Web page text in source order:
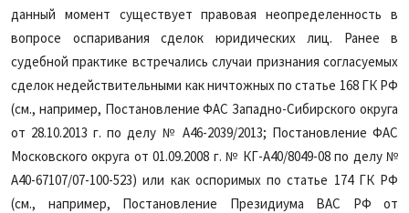
данный момент существует правовая неопределенность в
вопросе оспаривания сделок юридических лиц. Ранее в
судебной практике встречались случаи признания согласуемых
сделок недействительными как ничтожных по статье 168 ГК РФ
(см., например, Постановление ФАС Западно-Сибирского округа
от 28.10.2013 г. по делу № А46-2039/2013; Постановление ФАС
Московского округа от 01.09.2008 г. № КГ-А40/8049-08 по делу №
А40-67107/07-100-523) или как оспоримых по статье 174 ГК РФ
(см., например, Постановление Президиума ВАС РФ от